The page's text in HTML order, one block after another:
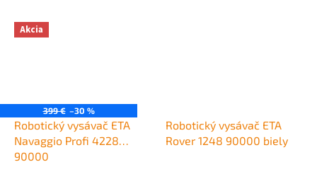
Akcia
399 € –30 %
Robotický vysávač ETA
Navaggio Profi 4228
90000
Robotický vysávač ETA
Rover 1248 90000 biely